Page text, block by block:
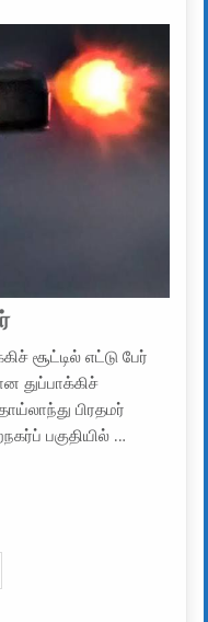
சூட்டில் எட்டு பேர்
துப்பாக்கிச்
பிரதமர்
பகுதியில் …